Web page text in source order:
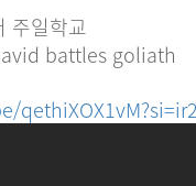
주일학교
battles goliath